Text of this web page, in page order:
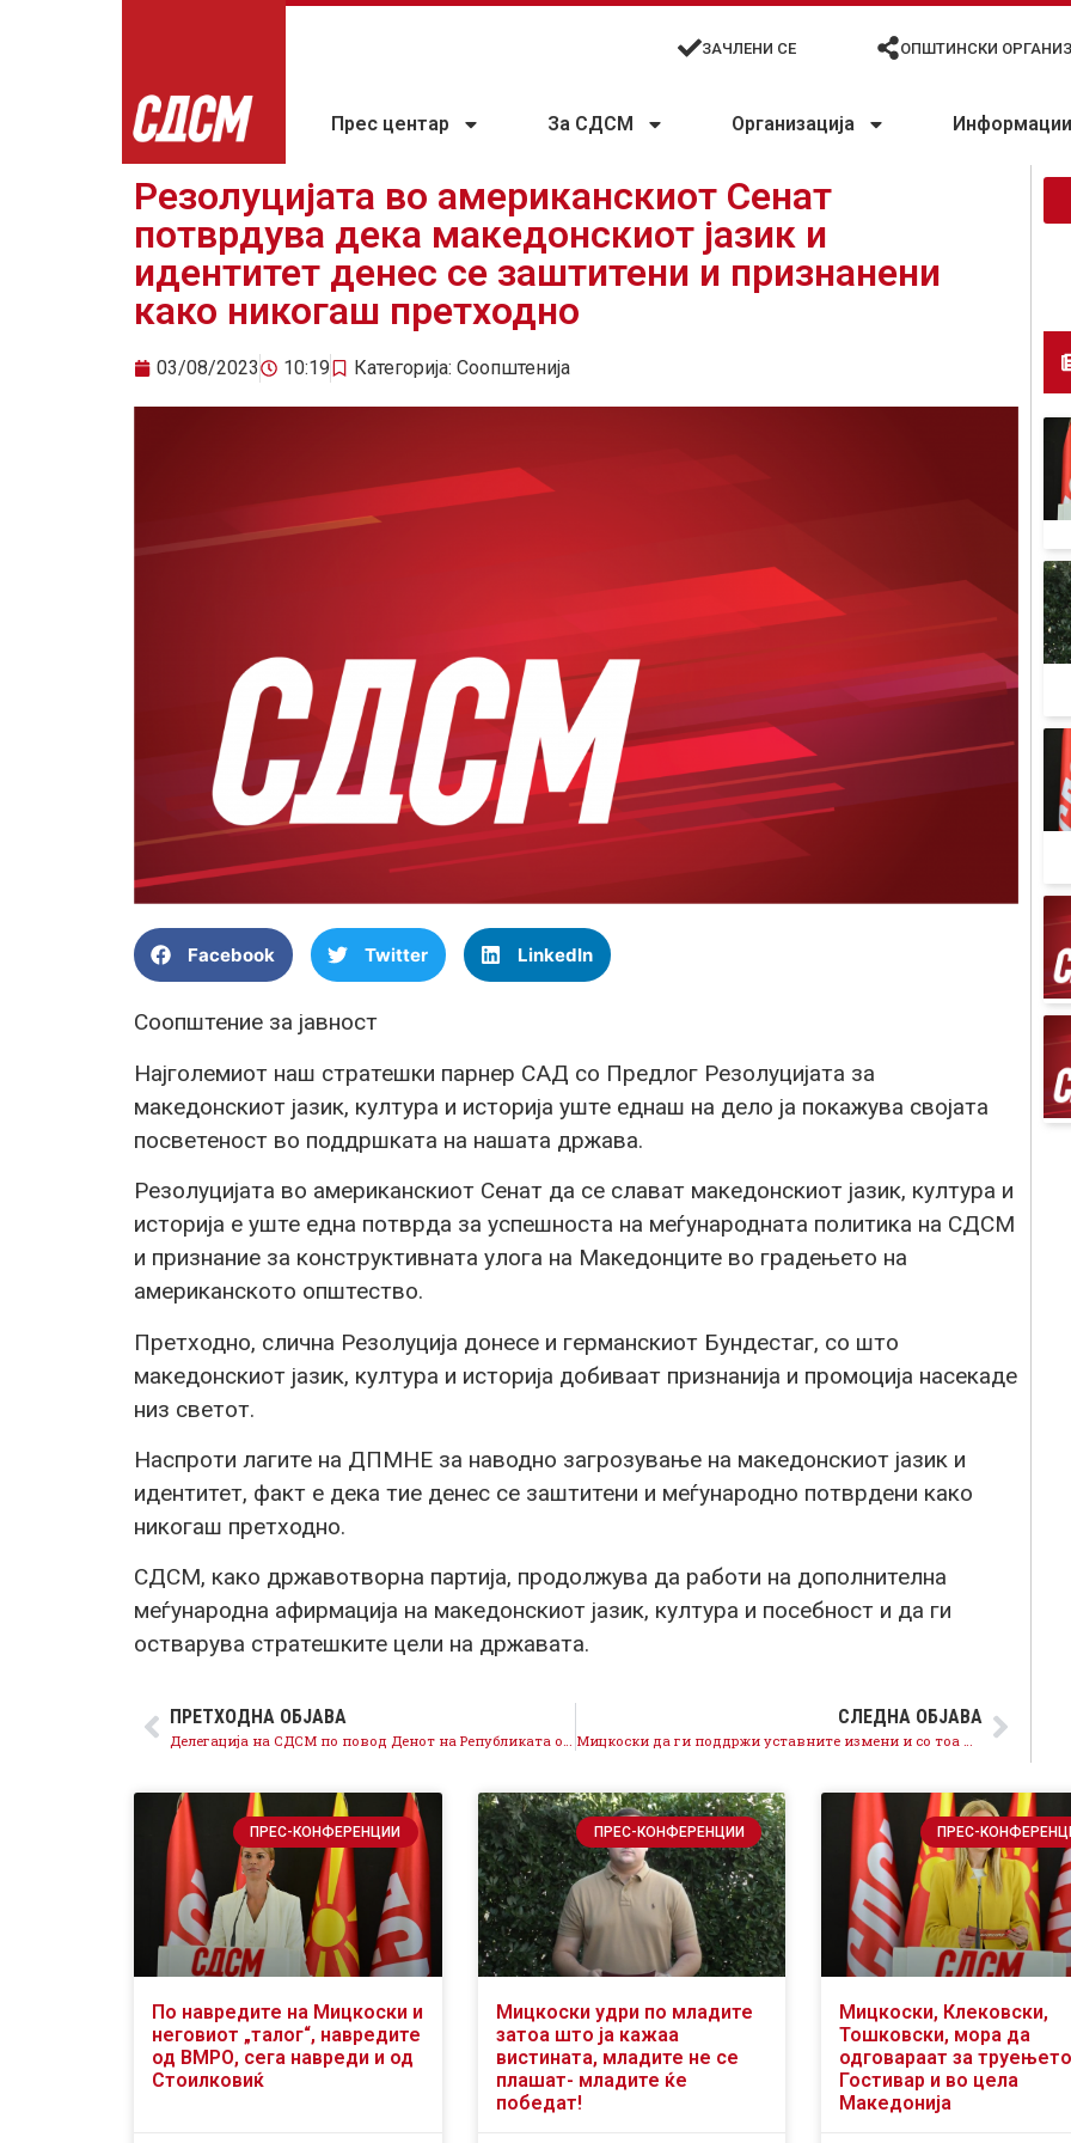
ЗАЧЛЕНИ СЕ ОПШТИНСКИ
Прес центар За СДСМ Организација Информации
Резолуцијата во американскиот Сенат
потврдува дека македонскиот јазик и
идентитет денес се заштитени и признанени
како никогаш претходно
03/08/2023 10:19 Категорија: Соопштенија
Facebook Twitter LinkedIn
Соопштение за јавност
Најголемиот наш стратешки парнер САД со Предлог Резолуцијата за
македонскиот јазик, култура и историја уште еднаш на дело ја покажува својата
посветеност во поддршката на нашата држава.
Резолуцијата во американскиот Сенат да се слават македонскиот јазик, култура и
историја е уште една потврда за успешноста на меѓународната политика на СДСМ
и признание за конструктивната улога на Македонците во градењето на
американското општество.
Претходно, слична Резолуција донесе и германскиот Бундестаг, со што
македонскиот јазик, култура и историја добиваат признанија и промоција насекаде
низ светот.
Наспроти лагите на ДПМНЕ за наводно загрозување на македонскиот јазик и
идентитет, факт е дека тие денес се заштитени и меѓународно потврдени како
никогаш претходно.
СДСМ, како државотворна партија, продолжува да работи на дополнителна
меѓународна афирмација на македонскиот јазик, култура и посебност и да ги
остварува стратешките цели на државата.
ПРЕТХОДНА ОБЈАВА СЛЕДНА ОБЈАВА
ПРЕС-КОНФЕРЕНЦИИ
По навредите на Мицкоски и
неговиот „талог“, навредите
од ВМРО, сега навреди и од
Стоилковиќ
ПРЕС-КОНФЕРЕНЦИИ
Мицкоски удри по младите
затоа што ја кажаа
вистината, младите не се
плашат- младите ќе
победат!
ПРЕС-
Мицкоски, Клековски,
Тошковски, мора да
одговараат за
Гостивар и во цела
Македонија